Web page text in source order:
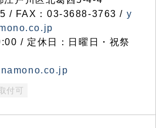
/ FAX：03-3688-3763 / y
/ 定休日：日曜日・祝祭
付可